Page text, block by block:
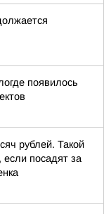
появилось
рублей. Такой
посадят за